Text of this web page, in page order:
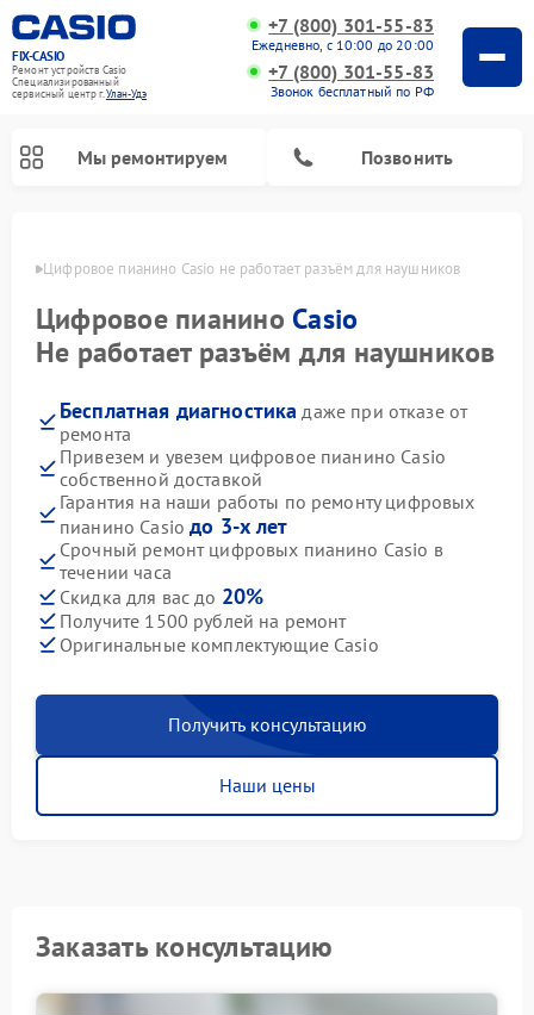
FIX-CASIO
Ремонт устройств Casio
Специализированный
cервисный центр г.Улан-Удэ
+7 (800) 301-55-83
Ежедневно, с 10:00 до 20:00
+7 (800) 301-55-83
Звонок бесплатный по РФ
Мы ремонтируем Позвонить
Удэ Цифровое пианино Casio не работает разъём для наушников
Цифровое пианино Casio
Не работает разъём для наушников
Бесплатная диагностика даже при отказе от
ремонта
Привезем и увезем цифровое пианино Casio
собственной доставкой
Гарантия на наши работы по ремонту цифровых
пианино Casioдо 3-х лет
Срочный ремонт цифровых пианино Casio в
течении часа
Скидка для вас до 20%
Получите 1500 рублей на ремонт
Оригинальные комплектующие Casio
Получить консультацию
Наши цены
Заказать консультацию